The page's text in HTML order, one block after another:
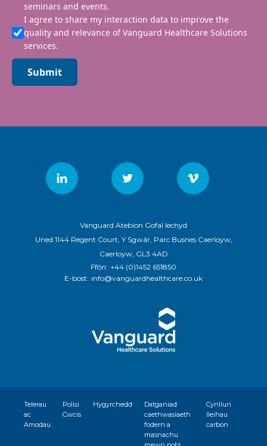
seminars and events.
I agree to share my interaction data to improve the
quality and relevance of Vanguard Healthcare Solutions
services.
Submit
Vanguard Atebion Gofal Iechyd
Uned 1144 Regent Court, Y Sgwâr, Parc Busnes Caerloyw,
Caerloyw, GL3 4AD
Ffôn: +44 (0)1452 651850
E-bost: info@vanguardhealthcare.co.uk
Telerau
ac
Amodau
Polisi
Cwcis
Hygyrchedd
Datganiad
caethwasiaeth
fodern a
masnachu
Cynllun
lleihau
carbon